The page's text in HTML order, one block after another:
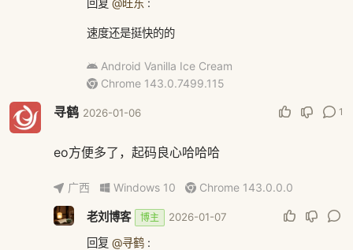
速度还是挺快的的
Android Vanilla Ice Cream
Chrome 143.0.7499.115
寻鹤 2026-01-06 1
eo方便多了，起码良心哈哈哈
广西 Windows 10 Chrome 143.0.0.0
老刘博客 博主 2026-01-07
回复 @寻鹤: